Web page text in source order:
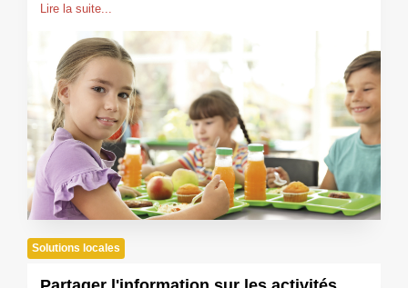
Lire la suite...
Solutions locales